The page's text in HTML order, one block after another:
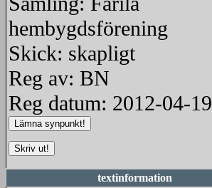
hembygdsförening
Skick: skapligt
Reg av: BN
Reg datum: 2012-04-19
textinformation